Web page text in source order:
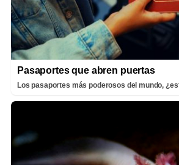
Pasaportes que abren puertas
Los pasaportes más poderosos del mundo,